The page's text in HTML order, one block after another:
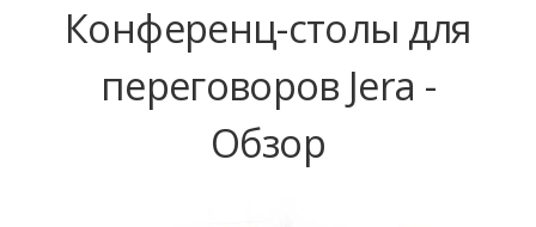
Конференц-столы для
переговоров Jera -
Обзор